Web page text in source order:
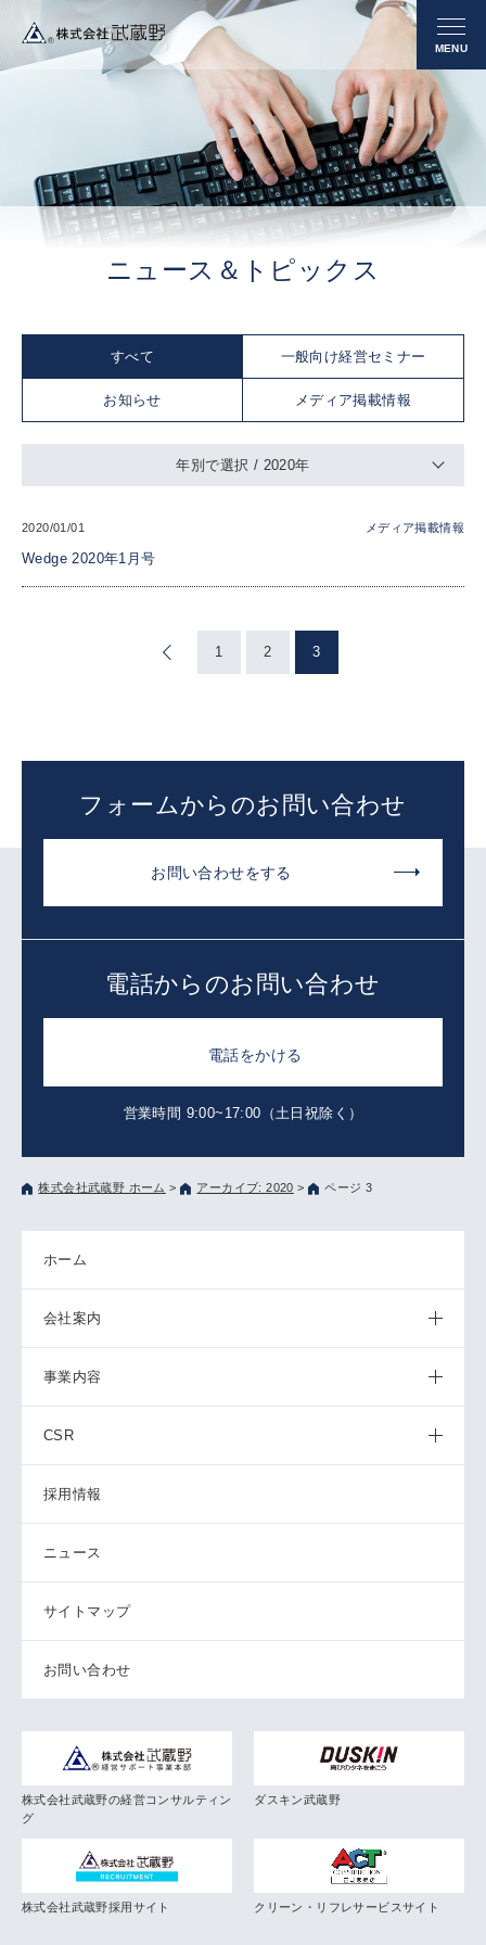
ニュース＆トピックス
すべて 一般向け経営セミナー
お知らせ メディア掲載情報
年別で選択 / 2020年
2020/01/01 メディア掲載情報
Wedge 2020年1月号
1 2 3
フォームからのお問い合わせ
お問い合わせをする
電話からのお問い合わせ
電話をかける
営業時間 9:00~17:00（土日祝除く）
株式会社武蔵野 ホーム > アーカイブ: 2020 > ページ 3
ホーム
会社案内
事業内容
CSR
採用情報
ニュース
サイトマップ
お問い合わせ
株式会社武蔵野の経営コンサルティン
グ
ダスキン武蔵野
株式会社武蔵野採用サイト クリーン・リフレサービスサイト